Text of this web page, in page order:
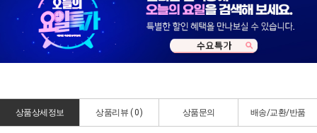
상품상세정보 상품리뷰 ( 0) 상품문의 배송/교환/반품